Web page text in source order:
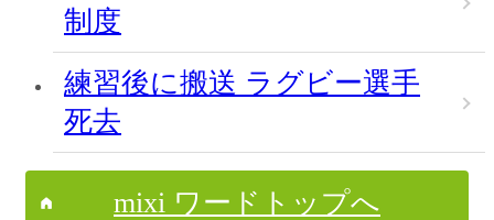
制度
練習後に搬送 ラグビー選手
死去
mixi ワードトップへ